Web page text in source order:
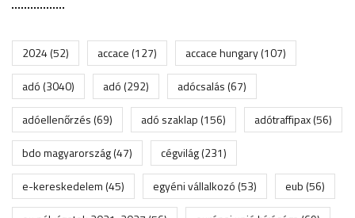
2024(52) accace(127) accace hungary(107)
adó(3040) adó(292) adócsalás(67)
adóellenőrzés(69) adó szaklap(156) adótraffipax(56)
bdo magyarország(47) cégvilág(231)
e-kereskedelem(45) egyéni vállalkozó(53) eub(56)